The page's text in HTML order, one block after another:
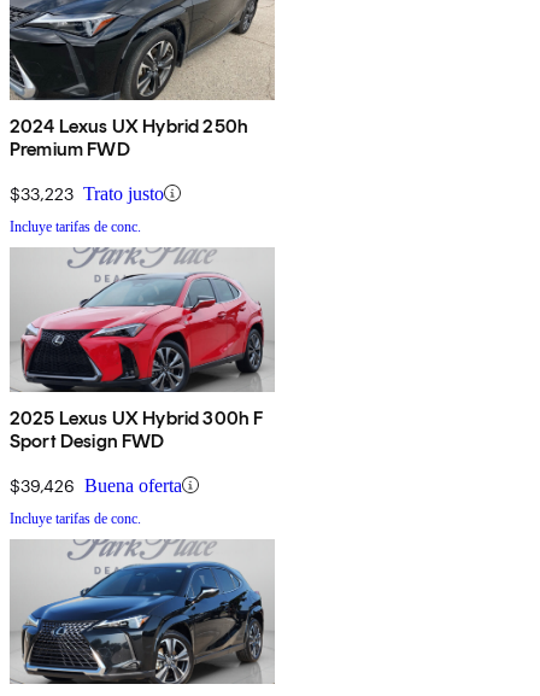
2024 Lexus UX Hybrid 250h
Premium FWD
$33,223 Trato justo
Incluye tarifas de conc.
2025 Lexus UX Hybrid 300h F
Sport Design FWD
$39,426 Buena oferta
Incluye tarifas de conc.